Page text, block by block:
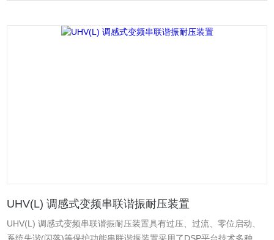
UHV(L) 调感式变频串联谐振耐压装置
UHV(L) 调感式变频串联谐振耐压装置具有过压、过流、零位启动、